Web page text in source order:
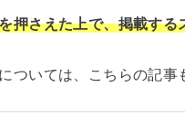
押さえた上で、掲載す
ついては、こちらの記事